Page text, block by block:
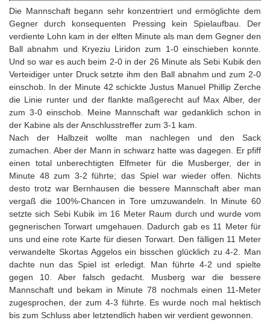
Die Mannschaft begann sehr konzentriert und ermöglichte dem
Gegner durch konsequenten Pressing kein Spielaufbau. Der
verdiente Lohn kam in der elften Minute als man dem Gegner den
Ball abnahm und Kryeziu Liridon zum 1-0 einschieben konnte.
Und so war es auch beim 2-0 in der 26 Minute als Sebi Kubik den
Verteidiger unter Druck setzte ihm den Ball abnahm und zum 2-0
einschob. In der Minute 42 schickte Justus Manuel Phillip Zerche
die Linie runter und der flankte maßgerecht auf Max Alber, der
zum 3-0 einschob. Meine Mannschaft war gedanklich schon in
der Kabine als der Anschlusstreffer zum 3-1 kam.
Nach der Halbzeit wollte man nachlegen und den Sack
zumachen. Aber der Mann in schwarz hatte was dagegen. Er pfiff
einen total unberechtigten Elfmeter für die Musberger, der in
Minute 48 zum 3-2 führte; das Spiel war wieder offen. Nichts
desto trotz war Bernhausen die bessere Mannschaft aber man
vergaß die 100%-Chancen in Tore umzuwandeln. In Minute 60
setzte sich Sebi Kubik im 16 Meter Raum durch und wurde vom
gegnerischen Torwart umgehauen. Dadurch gab es 11 Meter für
uns und eine rote Karte für diesen Torwart. Den fälligen 11 Meter
verwandelte Skortas Aggelos ein bisschen glücklich zu 4-2. Man
dachte nun das Spiel ist erledigt. Man führte 4-2 und spielte
gegen 10. Aber falsch gedacht. Musberg war die bessere
Mannschaft und bekam in Minute 78 nochmals einen 11-Meter
zugesprochen, der zum 4-3 führte. Es wurde noch mal hektisch
bis zum Schluss aber letztendlich haben wir verdient gewonnen.